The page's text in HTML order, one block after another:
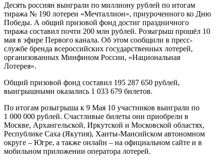
Десять россиян выиграли по миллиону рублей по итогам
тиража № 190 лотереи «Мечталлион», приуроченного ко Дню
Победы. А общий призовой фонд достиг праздничного
тиража составил почти 200 млн рублей. Розыгрыш прошёл 10
мая в эфире Первого канала. Об этом сообщили в пресс-
службе бренда всероссийских государственных лотерей,
организованных Минфином России, «Национальная
Лотерея».
Общий призовой фонд составил 195 287 650 рублей,
выигрышными оказались 1 033 679 билетов.
По итогам розыгрыша к 9 Мая 10 участников выиграли по
1 000 000 рублей. Счастливые билеты они приобрели в
Москве, Архангельской, Иркутской и Московской областях,
Республике Саха (Якутия), Ханты-Мансийском автономном
округе – Югре, а также онлайн – на официальном сайте и в
мобильном приложении оператора лотерей.